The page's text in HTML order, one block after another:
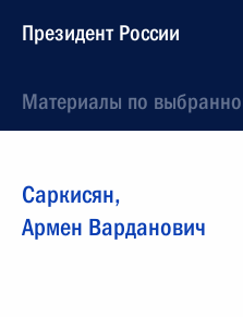
Президент России
Материалы по
Саркисян,
Армен Варданович